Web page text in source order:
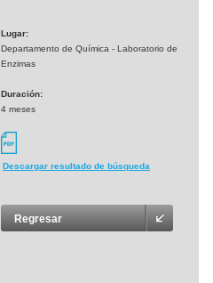
Lugar:
Departamento de Química - Laboratorio de
Enzimas
Duración:
4 meses
Descargar resultado de búsqueda
Regresar